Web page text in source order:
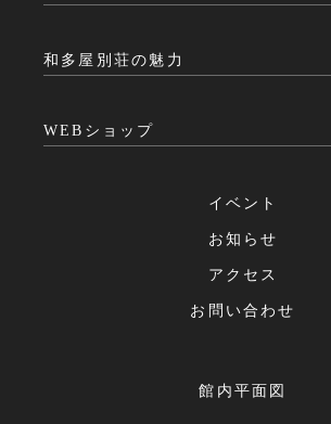
和多屋別荘の魅力
WEBショップ
イベント
お知らせ
アクセス
お問い合わせ
館内平面図